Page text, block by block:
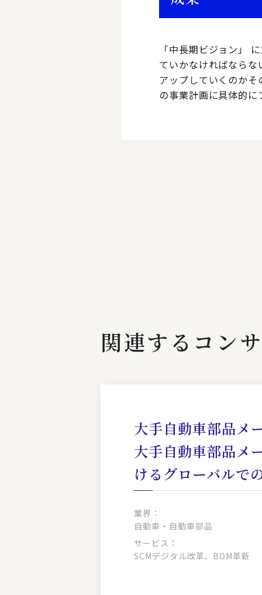
「中長期ビジョン」
ていかなければなら
アップしていくのか
の事業計画に具体的
関連するコン
大手自動車部品メ
大手自動車部品メ
けるグローバルで
業界：
自動車・自動車部品
サービス：
SCMデジタル改革、BOM革新